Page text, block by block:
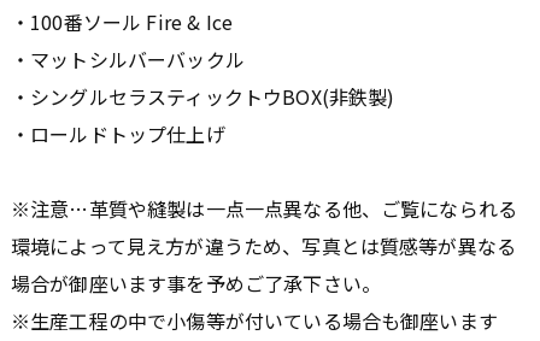
・100番ソール Fire & Ice
・マットシルバーバックル
・シングルセラスティックトウBOX(非鉄製)
・ロールドトップ仕上げ
※注意…革質や縫製は一点一点異なる他、ご覧になられる
環境によって見え方が違うため、写真とは質感等が異なる
場合が御座います事を予めご了承下さい。
※生産工程の中で小傷等が付いている場合も御座います